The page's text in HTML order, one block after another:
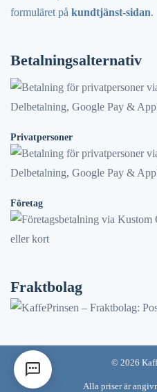
formuläret på kundtjänst-sidan.
Betalningsalternativ
Privatpersoner
Företag
Fraktbolag
© 2026
Alla priser är